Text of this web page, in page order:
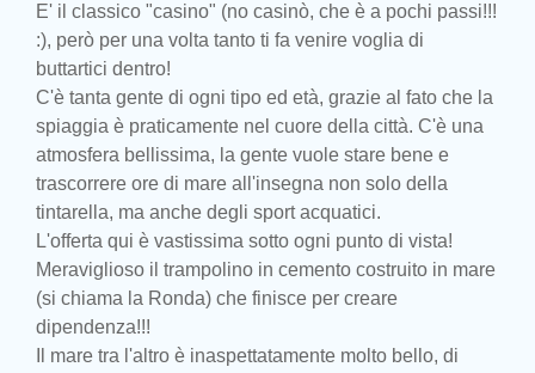
E' il classico "casino" (no casinò, che è a pochi passi!!!
:), però per una volta tanto ti fa venire voglia di
buttartici dentro!
C'è tanta gente di ogni tipo ed età, grazie al fato che la
spiaggia è praticamente nel cuore della città. C'è una
atmosfera bellissima, la gente vuole stare bene e
trascorrere ore di mare all'insegna non solo della
tintarella, ma anche degli sport acquatici.
L'offerta qui è vastissima sotto ogni punto di vista!
Meraviglioso il trampolino in cemento costruito in mare
(si chiama la Ronda) che finisce per creare
dipendenza!!!
Il mare tra l'altro è inaspettatamente molto bello, di